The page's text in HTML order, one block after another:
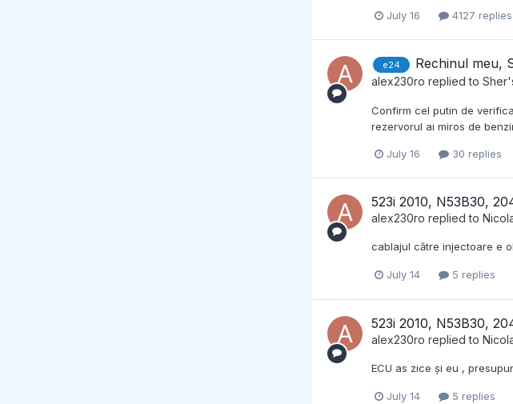
July 16 4127 replies
e24 Rechinul meu,
alex230ro replied to Sher
Confirm cel putin de
rezervorul ai miros de
July 16 30 replies
523i 2010, N53B30,
alex230ro replied to
cablajul către injectoare e
July 14 5 replies
523i 2010, N53B30,
alex230ro replied to
ECU as zice și eu ,
July 14 5 replies